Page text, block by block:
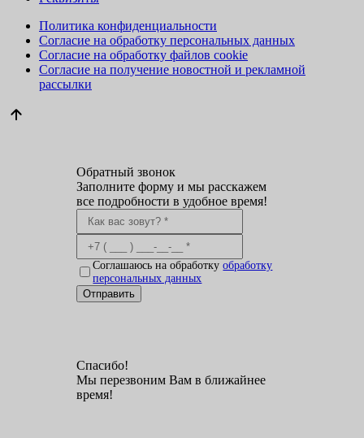
Политика конфиденциальности
Согласие на обработку персональных данных
Согласие на обработку файлов cookie
Согласие на получение новостной и рекламной
рассылки
Обратный звонок
Заполните форму и мы расскажем
все подробности в удобное время!
Соглашаюсь на обработкуобработку
персональных данных
Отправить
Спасибо!
Мы перезвоним Вам в ближайнее
время!